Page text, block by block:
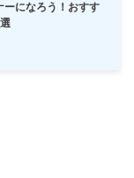
ーになろう！おすす